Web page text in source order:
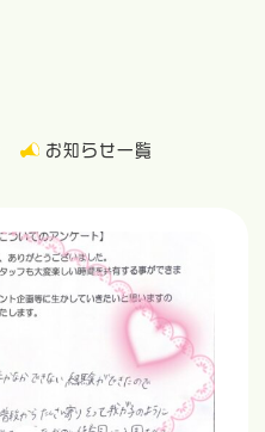
お知らせ一覧